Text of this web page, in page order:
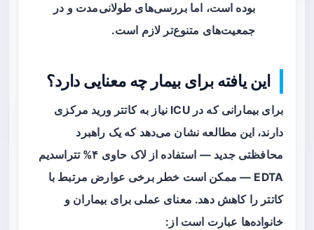
بوده است، اما بررسی‌های طولانی‌مدت و در
جمعیت‌های متنوع‌تر لازم است.
این یافته برای بیمار چه معنایی دارد؟
برای بیمارانی که در ICU نیاز به کاتتر ورید مرکزی
دارند، این مطالعه نشان می‌دهد که یک راهبرد
محافظتی جدید — استفاده از لاک حاوی ۴% تتراسدیم
EDTA — ممکن است خطر برخی عوارض مرتبط با
کاتتر را کاهش دهد. معنای عملی برای بیماران و
خانواده‌ها عبارت است از: